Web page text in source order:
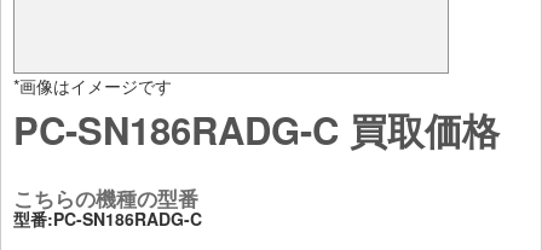
*画像はイメージです
PC-SN186RADG-C 買取価格
こちらの機種の型番
型番:PC-SN186RADG-C